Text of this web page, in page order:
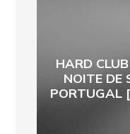
HARD
NOITE DE
PORTUGAL